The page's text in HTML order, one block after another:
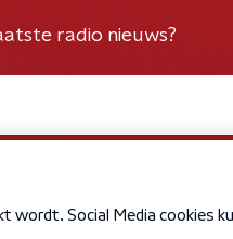
radio nieuws?